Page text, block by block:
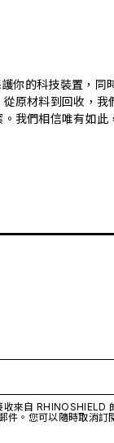
你的科技裝置，同
原材料到回收，
我們相信唯有如此
收來自 RHINOSHIELD
件。您可以隨時取消訂